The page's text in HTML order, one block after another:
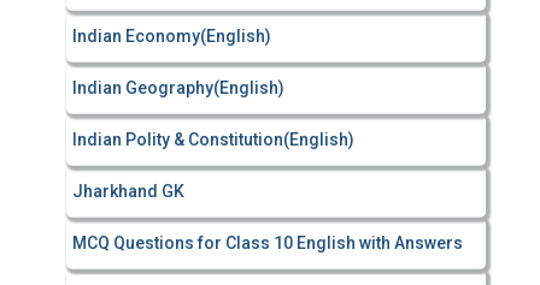
Indian Economy(English)
Indian Geography(English)
Indian Polity & Constitution(English)
Jharkhand GK
MCQ Questions for Class 10 English with Answers